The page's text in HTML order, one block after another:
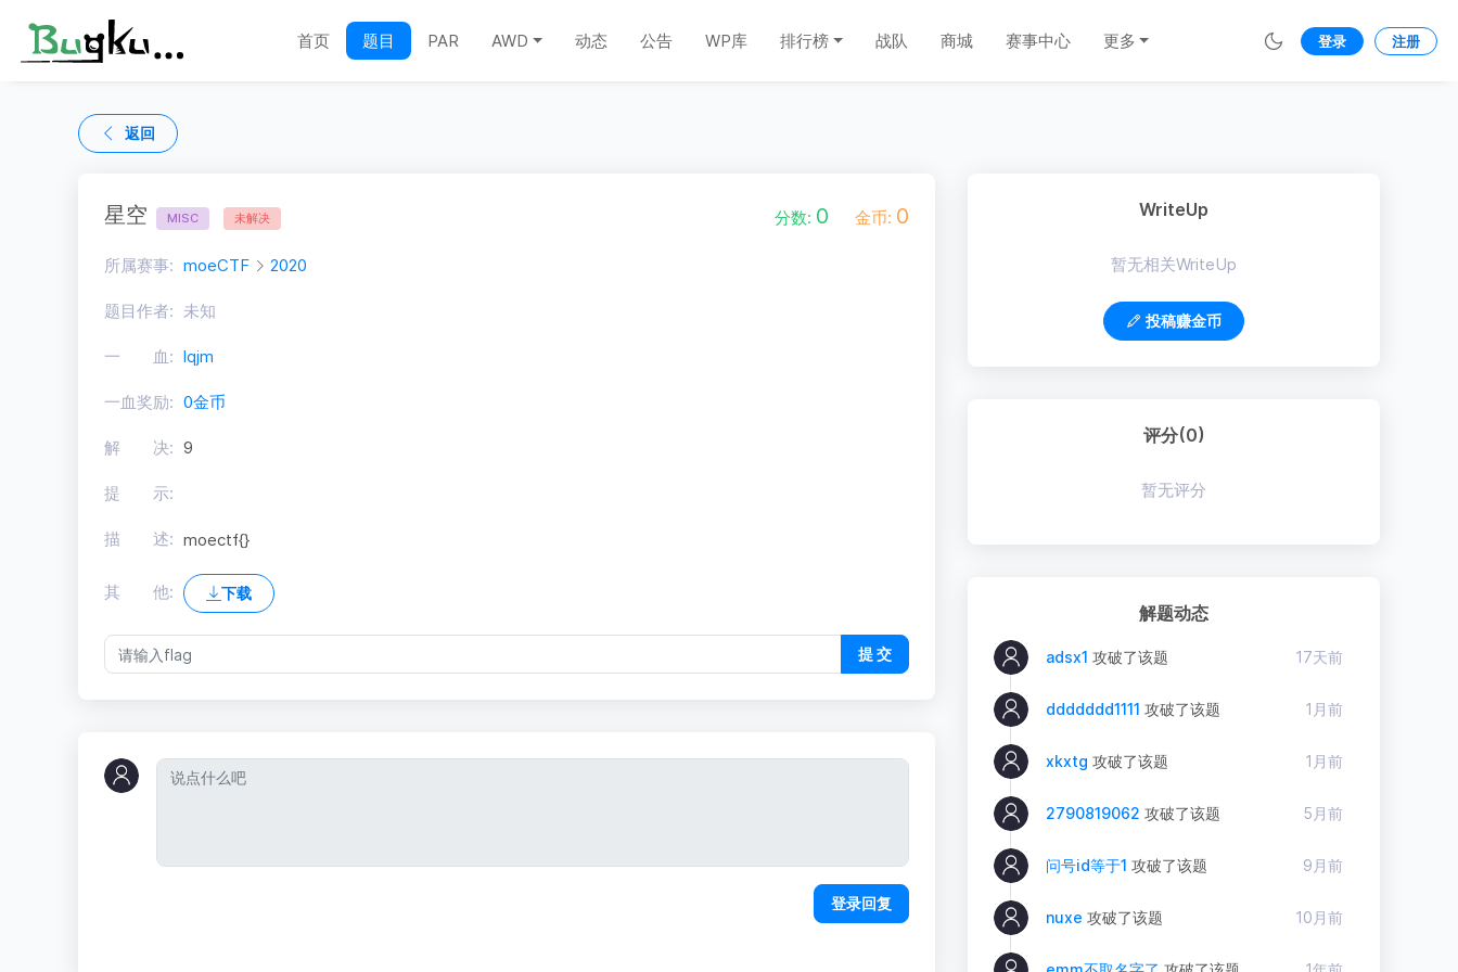
首页 题目 PAR AWD 动态 公告 WP库 排行榜 战队 商城 赛事中心 更多 登录 注册
返回
星空 MISC 未解决 分数: 0 金币: 0
所属赛事: moeCTF 2020
题目作者: 未知
一 血: lqjm
一血奖励: 0金币
解 决: 9
提 示:
描 述: moectf{}
其 他: 下载
提 交
登录回复
WriteUp
暂无相关WriteUp
投稿赚金币
评分(0)
暂无评分
解题动态
adsx1 攻破了该题 17天前
ddddddd1111 攻破了该题 1月前
xkxtg 攻破了该题 1月前
2790819062 攻破了该题 5月前
问号id等于1 攻破了该题 9月前
nuxe 攻破了该题 10月前